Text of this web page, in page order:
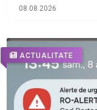
08.08.2026
ACTUALITATE